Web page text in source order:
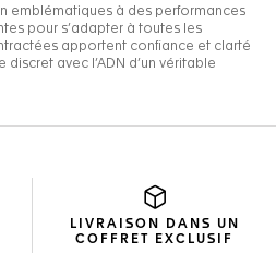
LIVRAISON DANS UN
COFFRET EXCLUSIF